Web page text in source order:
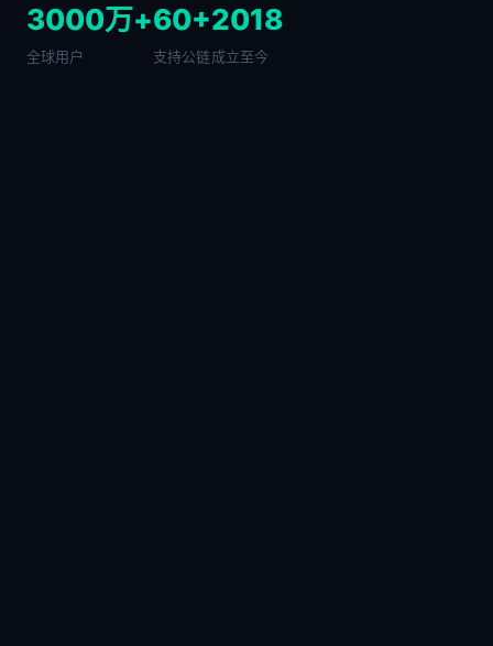
3000万+
全球用户
60+
支持公链
2018
成立至今